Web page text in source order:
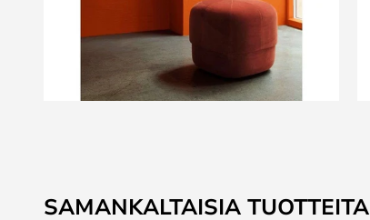
of
SAMANKALTAISIA TUOTTEITA